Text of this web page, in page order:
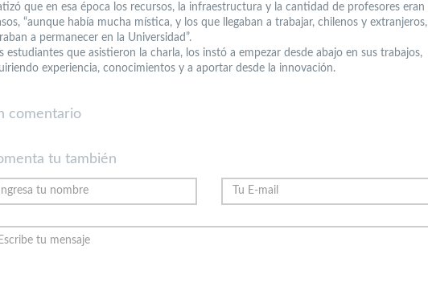
que en esa época los recursos, la infraestructura y la cantidad de profesores eran
“aunque había mucha mística, y los que llegaban a trabajar, chilenos y extranjeros,
a permanecer en la Universidad”.
estudiantes que asistieron la charla, los instó a empezar desde abajo en sus trabajos,
experiencia, conocimientos y a aportar desde la innovación.
comentario
tu también